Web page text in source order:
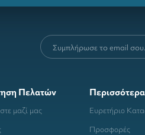
Πελατών
μαζί μας
Περισσότερα
Ευρετήριο
Προσφορές